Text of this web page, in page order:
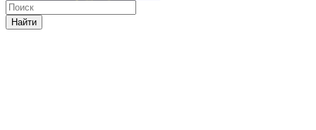
Найти